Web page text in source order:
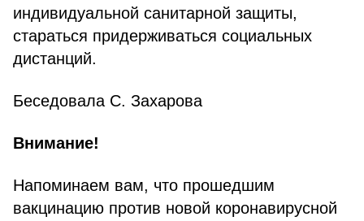
индивидуальной санитарной защиты,
стараться придерживаться социальных
дистанций.
Беседовала С. Захарова
Внимание!
Напоминаем вам, что прошедшим
вакцинацию против новой коронавирусной